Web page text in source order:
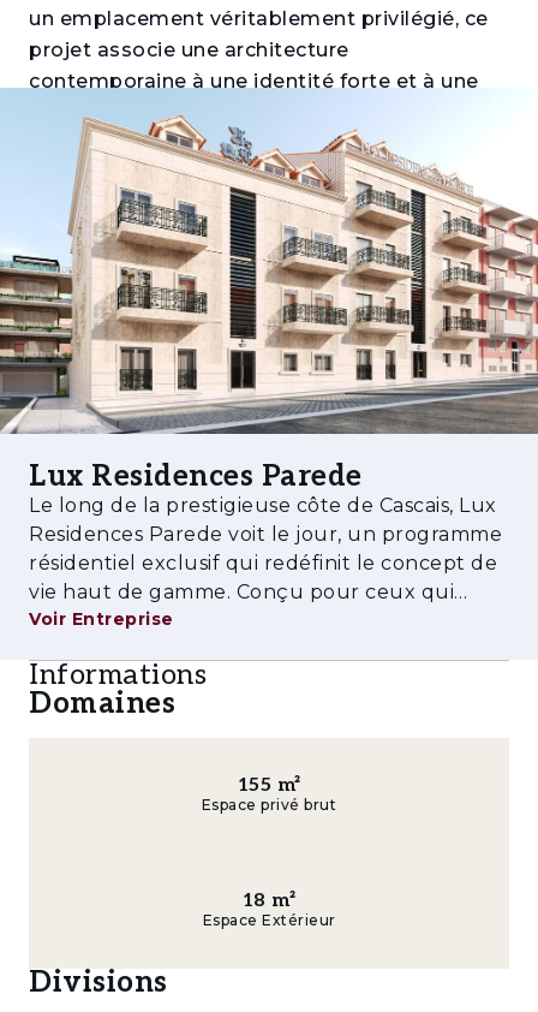
un emplacement véritablement privilégié, ce
projet associe une architecture
contemporaine à une identité forte et à une
attention minutieuse aux détails.
Intégré à la marque Lux Residences, le projet
bénéficie d’un concept différenciant qui
accompagne l’ensemble du cycle de vie du
bien — de l’acquisition à la gestion —
garantissant un service cohérent, premium et
orienté vers l’excellence.
Composé d’appartements T1 et T2, avec des
surfaces supérieures à la moyenne et de
généreux espaces extérieurs, ce programme
constitue une solution idéale aussi bien pour
une résidence principale que pour un
investissement, avec la possibilité
d’intégration dans un modèle de gestion et de
rentabilisation.
offre de services et d’espaces conçus pour
offrir une expérience résidentielle complète et
sans contrainte :
- Service de conciergerie personnalisé
- Accompagnement à la mobilité
- Lounge et espaces communs élégants
Lux Residences Parede
Le long de la prestigieuse côte de Cascais, Lux
Residences Parede voit le jour, un programme
résidentiel exclusif qui redéfinit le concept de
vie haut de gamme. Conçu pour ceux qui
privilégient le confort, l’élégance et un
projet associe une architecture cont
Voir Entreprise
Informations
Domaines
155 m²
Espace privé brut
18 m²
Espace Extérieur
Divisions